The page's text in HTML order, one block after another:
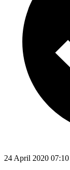
24 April 2020 07:10